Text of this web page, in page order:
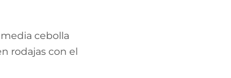
cebolla
rodajas con el